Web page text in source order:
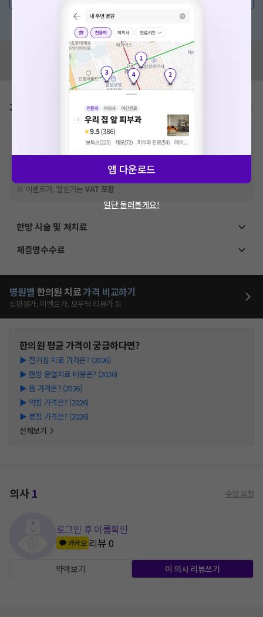
혹은, 의료상담 서비스에 다양한 게시글 보러가기
혹시 잘못된 병원정보가 있나요?
모두닥 팀에 알려주세요!
가격표
비급여 항목의 경우,추가비용 등으로 실제 가격과 상이할 수 있으니, 정확
한 가격은 해당 의료기관에 직접 문의해주세요.
※급여 항목의 경우,건강보험심사평가원에 고지되어 있는 급여 진료 기준 가
격입니다. (진료와 연관된 복합적인 비용이 추가되어, 병원마다 금액이 다르게
산정될 수 있는 점 참고 바랍니다.)
※ 이벤트가, 할인가는VAT 포함
한방 시술 및 처치료
제증명수수료
병원별 한의원 치료가격 비교하기
심평원가, 이벤트가, 모두닥 리뷰가 등
한의원평균 가격이 궁금하다면?
▶ 전기침 치료 가격은? (2026)
▶ 한방 온열치료 비용은? (2026)
▶ 뜸 가격은? (2026)
▶ 약침 가격은? (2026)
▶ 봉침 가격은? (2026)
전체보기
의사1 수정 요청
로그인 후 이름확인
카카오 리뷰0
약력보기 이 의사 리뷰쓰기
요청하신 작업을 처리하지 못했습니다.
네트워크 또는 서버의 일시적인 오류로, 잠시 후 다시 시도해주
세요. 지속적으로 문제가 발생할 경우 모두닥 채널톡으로 문의
앱 다운로드
일단 둘러볼게요!